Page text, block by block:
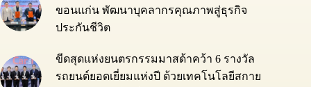
ขอนแก่น พัฒนาบุคลากรคุณภาพสู่ธุรกิจ
ประกันชีวิต
ขีดสุดแห่งยนตรกรรมมาสด้าคว้า 6 รางวัล
รถยนต์ยอดเยี่ยมแห่งปี ด้วยเทคโนโลยีสกาย